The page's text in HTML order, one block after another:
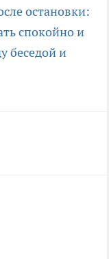
остановки:
спокойно и
беседой и